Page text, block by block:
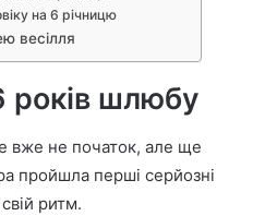
на 6 річницю
весілля
років шлюбу
вже не початок, але ще
пройшла перші серйозні
ритм.